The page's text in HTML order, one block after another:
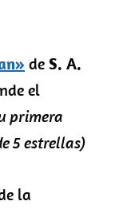
de S. A.
el
primera
5 estrellas)
la